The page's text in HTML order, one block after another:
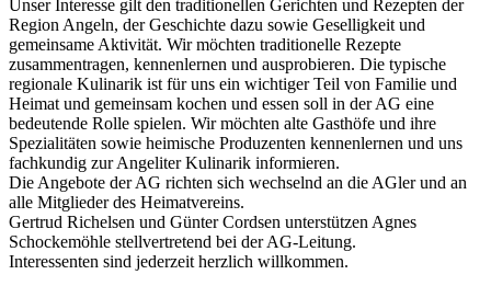
Unser Interesse gilt den traditionellen Gerichten und Rezepten der
Region Angeln, der Geschichte dazu sowie Geselligkeit und
gemeinsame Aktivität. Wir möchten traditionelle Rezepte
zusammentragen, kennenlernen und ausprobieren. Die typische
regionale Kulinarik ist für uns ein wichtiger Teil von Familie und
Heimat und gemeinsam kochen und essen soll in der AG eine
bedeutende Rolle spielen. Wir möchten alte Gasthöfe und ihre
Spezialitäten sowie heimische Produzenten kennenlernen und uns
fachkundig zur Angeliter Kulinarik informieren.
Die Angebote der AG richten sich wechselnd an die AGler und an
alle Mitglieder des Heimatvereins.
Gertrud Richelsen und Günter Cordsen unterstützen Agnes
Schockemöhle stellvertretend bei der AG-Leitung.
Interessenten sind jederzeit herzlich willkommen.